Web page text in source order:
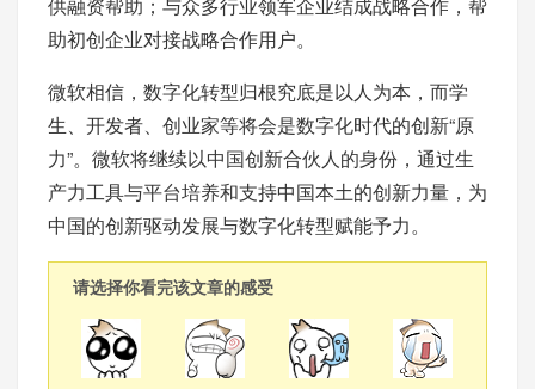
助初创企业对接战略合作用户。
微软相信，数字化转型归根究底是以人为本，而学
生、开发者、创业家等将会是数字化时代的创新“原
力”。微软将继续以中国创新合伙人的身份，通过生
产力工具与平台培养和支持中国本土的创新力量，为
中国的创新驱动发展与数字化转型赋能予力。
请选择你看完该文章的感受